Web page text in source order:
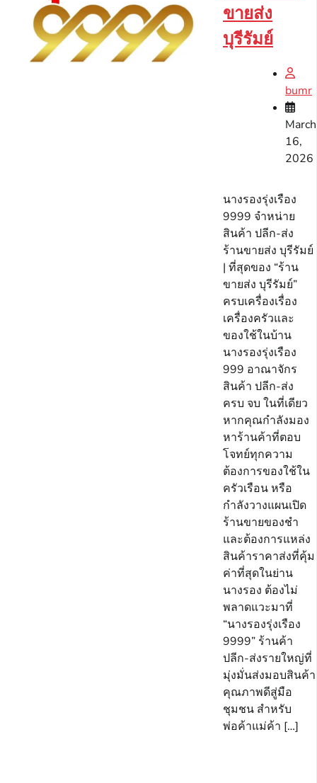
ขายส่ง
บุรีรัมย์
bumr
March
16,
2026
นางรองรุ่งเรือง
9999 จำหน่าย
สินค้า ปลีก-ส่ง
ร้านขายส่ง บุรีรัมย์
| ที่สุดของ “ร้าน
ขายส่ง บุรีรัมย์”
ครบเครื่องเรื่อง
เครื่องครัวและ
ของใช้ในบ้าน
นางรองรุ่งเรือง
999 อาณาจักร
สินค้า ปลีก-ส่ง
ครบ จบ ในที่เดียว
หากคุณกำลังมอง
หาร้านค้าที่ตอบ
โจทย์ทุกความ
ต้องการของใช้ใน
ครัวเรือน หรือ
กำลังวางแผนเปิด
ร้านขายของชำ
และต้องการแหล่ง
สินค้าราคาส่งที่คุ้ม
ค่าที่สุดในย่าน
นางรอง ต้องไม่
พลาดแวะมาที่
“นางรองรุ่งเรือง
9999” ร้านค้า
ปลีก-ส่งรายใหญ่ที่
มุ่งมั่นส่งมอบสินค้า
คุณภาพดีสู่มือ
ชุมชน สำหรับ
พ่อค้าแม่ค้า […]